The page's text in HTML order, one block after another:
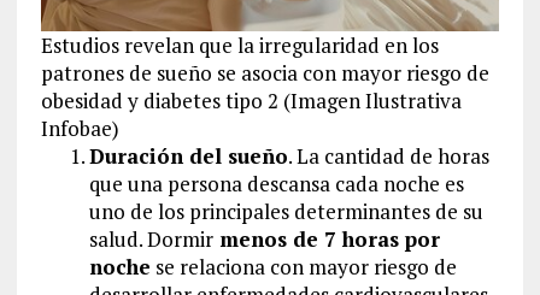
Estudios revelan que la irregularidad en los
patrones de sueño se asocia con mayor riesgo de
obesidad y diabetes tipo 2 (Imagen Ilustrativa
Infobae)
Duración del sueño. La cantidad de horas
que una persona descansa cada noche es
uno de los principales determinantes de su
salud. Dormirmenos de 7 horas por
noche se relaciona con mayor riesgo de